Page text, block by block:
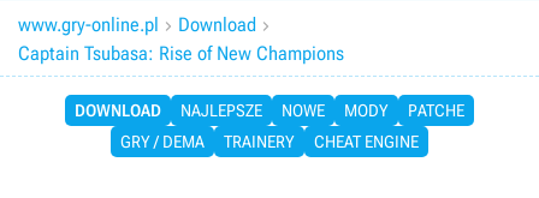
www.gry-online.pl  Download 
Captain Tsubasa: Rise of New Champions
DOWNLOAD NAJLEPSZE NOWE MODY
PATCHE
GRY / DEMA
TRAINERY CHEAT ENGINE